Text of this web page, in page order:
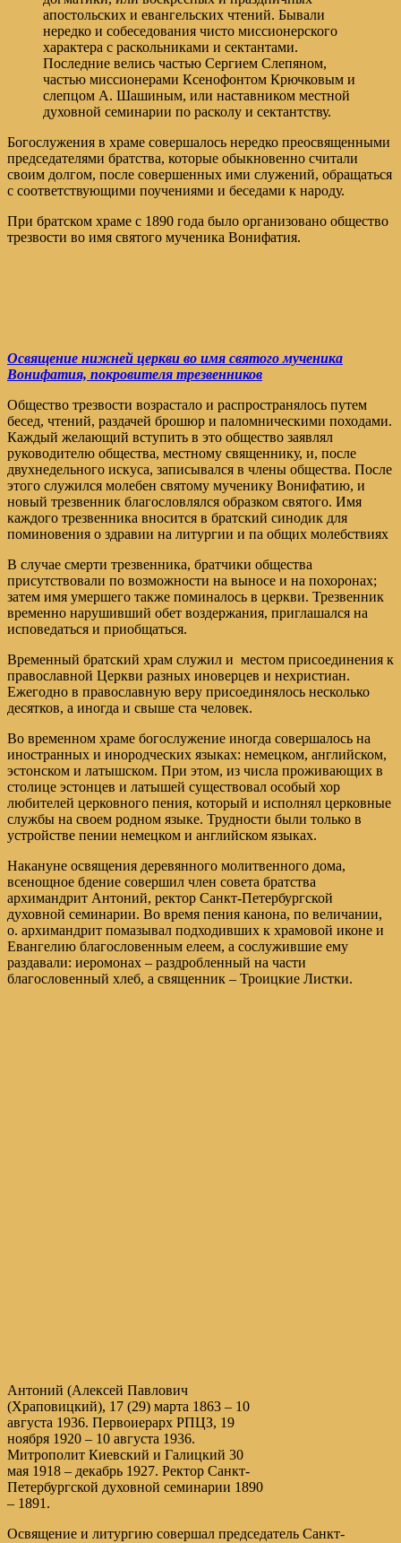
апостольских и евангельских чтений. Бывали
нередко и собеседования чисто миссионерского
характера с раскольниками и сектантами.
Последние велись частью Сергием Слепяном,
частью миссионерами Ксенофонтом Крючковым и
слепцом А. Шашиным, или наставником местной
духовной семинарии по расколу и сектантству.
Богослужения в храме совершалось нередко преосвященными
председателями братства, которые обыкновенно считали
своим долгом, после совершенных ими служений, обращаться
с соответствующими поучениями и беседами к народу.
При братском храме с 1890 года было организовано общество
трезвости во имя святого мученика Вонифатия.
Освящение нижней церкви во имя святого мученика
Вонифатия, покровителя трезвенников
Общество трезвости возрастало и распространялось путем
бесед, чтений, раздачей брошюр и паломническими походами.
Каждый желающий вступить в это общество заявлял
руководителю общества, местному священнику, и, после
двухнедельного искуса, записывался в члены общества. После
этого служился молебен святому мученику Вонифатию, и
новый трезвенник благословлялся образком святого. Имя
каждого трезвенника вносится в братский синодик для
поминовения о здравии на литургии и па общих молебствиях
В случае смерти трезвенника, братчики общества
присутствовали по возможности на выносе и на похоронах;
затем имя умершего также поминалось в церкви. Трезвенник
временно нарушивший обет воздержания, приглашался на
исповедаться и приобщаться.
Временный братский храм служил и местом присоединения к
православной Церкви разных иноверцев и нехристиан.
Ежегодно в православную веру присоединялось несколько
десятков, а иногда и свыше ста человек.
Во временном храме богослужение иногда совершалось на
иностранных и инородческих языках: немецком, английском,
эстонском и латышском. При этом, из числа проживающих в
столице эстонцев и латышей существовал особый хор
любителей церковного пения, который и исполнял церковные
службы на своем родном языке. Трудности были только в
устройстве пении немецком и английском языках.
Накануне освящения деревянного молитвенного дома,
всенощное бдение совершил член совета братства
архимандрит Антоний, ректор Санкт-Петербургской
духовной семинарии. Во время пения канона, по величании,
о. архимандрит помазывал подходивших к храмовой иконе и
Евангелию благословенным елеем, а сослужившие ему
раздавали: иеромонах – раздробленный на части
благословенный хлеб, а священник – Троицкие Листки.
Антоний (Алексей Павлович
(Храповицкий), 17 (29) марта 1863 – 10
августа 1936. Первоиерарх РПЦЗ, 19
ноября 1920 – 10 августа 1936.
Митрополит Киевский и Галицкий 30
мая 1918 – декабрь 1927. Ректор Санкт-
Петербургской духовной семинарии 1890
– 1891.
Освящение и литургию совершал председатель Санкт-